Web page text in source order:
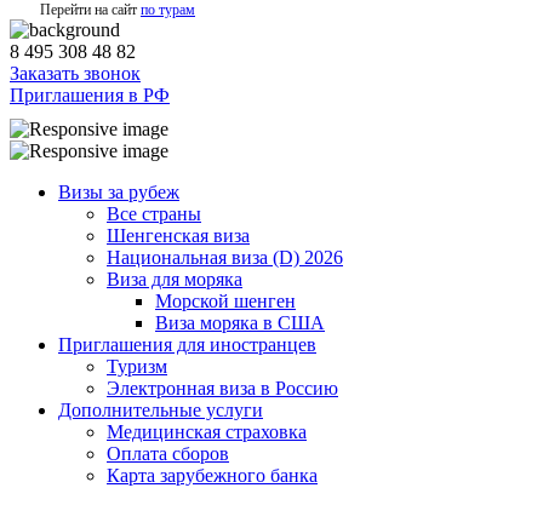
Перейти на сайт по турам
8 495 308 48 82
Заказать звонок
Приглашения в РФ
Визы за рубеж
Все страны
Шенгенская виза
Национальная виза (D) 2026
Виза для моряка
Морской шенген
Виза моряка в США
Приглашения для иностранцев
Туризм
Электронная виза в Россию
Дополнительные услуги
Медицинская страховка
Оплата сборов
Карта зарубежного банка